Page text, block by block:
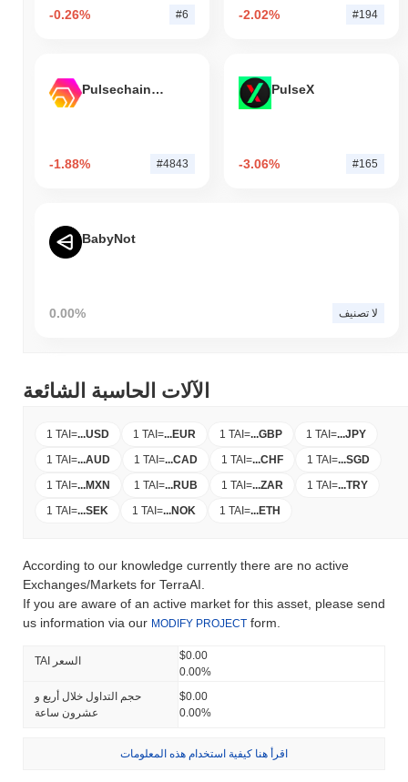
-0.26% #6 -2.02% #194
Pulsechain Bridged HEX (Pulsechain)
-1.88% #4843
PulseX
-3.06% #165
BabyNot
0.00% لا تصنيف
الآلات الحاسبة الشائعة
1 TAI=...USD 1 TAI=...EUR 1 TAI=...GBP 1 TAI=...JPY
1 TAI=...AUD 1 TAI=...CAD 1 TAI=...CHF 1 TAI=...SGD
1 TAI=...MXN 1 TAI=...RUB 1 TAI=...ZAR 1 TAI=...TRY
1 TAI=...SEK 1 TAI=...NOK 1 TAI=...ETH
According to our knowledge currently there are no active
Exchanges/Markets for TerraAI.
If you are aware of an active market for this asset, please send
us information via our MODIFY PROJECT form.
TAI السعر
$0.00
0.00%
حجم التداول خلال أربع و
عشرون ساعة
$0.00
0.00%
اقرأ هنا كيفية استخدام هذه المعلومات